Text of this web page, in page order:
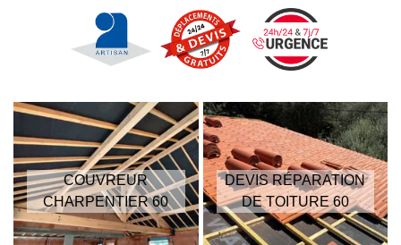
COUVREUR
CHARPENTIER 60
DEVIS RÉPARATION
DE TOITURE 60